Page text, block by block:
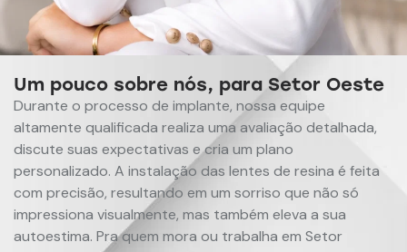
Um pouco sobre nós, para Setor Oeste
Durante o processo de implante, nossa equipe
altamente qualificada realiza uma avaliação detalhada,
discute suas expectativas e cria um plano
personalizado. A instalação das lentes de resina é feita
com precisão, resultando em um sorriso que não só
impressiona visualmente, mas também eleva a sua
autoestima. Pra quem mora ou trabalha em Setor